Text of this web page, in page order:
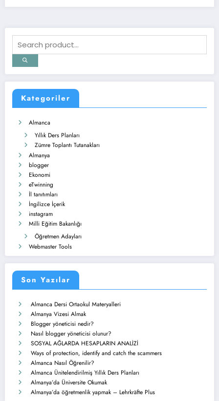
Kategoriler
Almanca
Yıllık Ders Planları
Zümre Toplantı Tutanakları
Almanya
blogger
Ekonomi
eTwinning
İl tanıtımları
İngilizce İçerik
instagram
Milli Eğitim Bakanlığı
Öğretmen Adayları
Webmaster Tools
Son Yazılar
Almanca Dersi Ortaokul Materyalleri
Almanya Vizesi Almak
Blogger yöneticisi nedir?
Nasıl blogger yöneticisi olunur?
SOSYAL AĞLARDA HESAPLARIN ANALİZİ
Ways of protection, identify and catch the scammers
Almanca Nasıl Öğrenilir?
Almanca Ünitelendirilmiş Yıllık Ders Planları
Almanya’da Üniversite Okumak
Almanya’da öğretmenlik yapmak – Lehrkräfte Plus